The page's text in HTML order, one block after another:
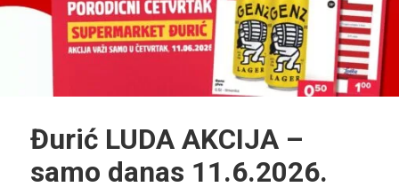
Đurić LUDA AKCIJA –
samo danas 11.6.2026.